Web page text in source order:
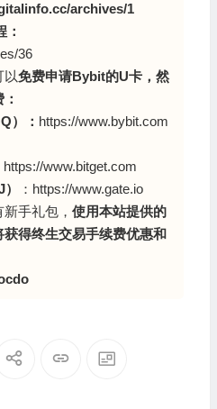
archives/1
36
以免费申请Bybit的U卡，然
）： https://www.bybit.com
https://www.bitget.com
： https://www.gate.io
手礼包， 使用本站提供的
得终生交易手续费优惠和